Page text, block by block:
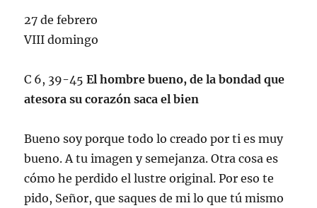
27 de febrero
VIII domingo
C 6, 39-45El hombre bueno, de la bondad que
atesora su corazón saca el bien
Bueno soy porque todo lo creado por ti es muy
bueno. A tu imagen y semejanza. Otra cosa es
cómo he perdido el lustre original. Por eso te
pido, Señor, que saques de mi lo que tú mismo